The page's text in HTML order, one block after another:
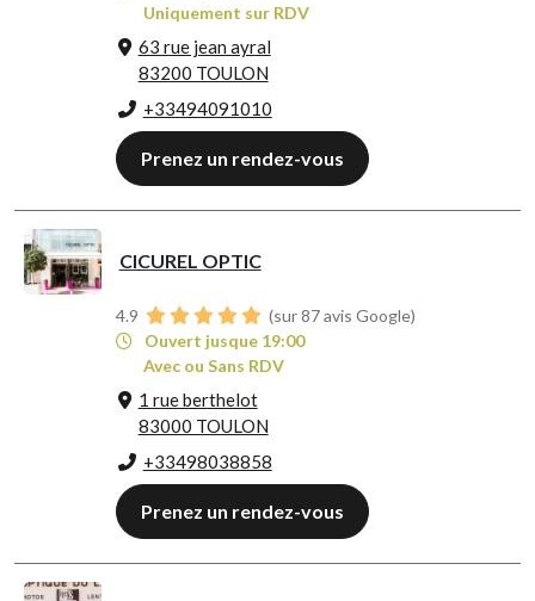
Uniquement sur RDV
63 rue jean ayral
83200 TOULON
+33494091010
Prenez un rendez-vous
CICUREL OPTIC
4.9
(sur 87 avis Google)
Ouvert jusque 19:00
Avec ou Sans RDV
1 rue berthelot
83000 TOULON
+33498038858
Prenez un rendez-vous